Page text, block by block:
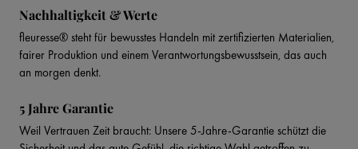
Nachhaltigkeit & Werte
fleuresse® steht für bewusstes Handeln mit zertifizierten Materialien,
fairer Produktion und einem Verantwortungsbewusstsein, das auch
an morgen denkt.
5 Jahre Garantie
Weil Vertrauen Zeit braucht: Unsere 5-Jahre-Garantie schützt die